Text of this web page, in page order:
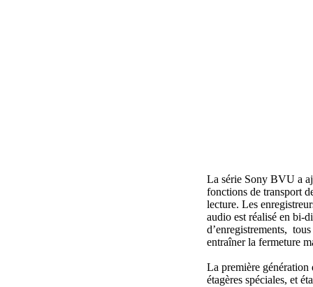
La série Sony BVU a
fonctions de transport
lecture. Les
audio est réalisé en bi-
d’enregistrements,
entraîner la fermeture
La première génération
étagères spéciales, et